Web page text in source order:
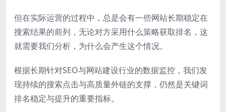
但在实际运营的过程中，总是会有一些网站长期稳定在
搜索结果的前列，无论对方采用什么策略获取排名，这
就需要我们分析，为什么会产生这个情况。
根据长期针对SEO与网站建设行业的数据监控，我们发
现持续的搜索点击与高质量外链的支撑，仍然是关键词
排名稳定与提升的重要指标。